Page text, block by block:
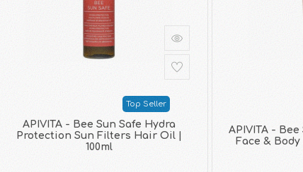
Top Seller
APIVITA - Bee Sun Safe Hydra
Protection Sun Filters Hair Oil |
100ml
APIVITA -
Face &